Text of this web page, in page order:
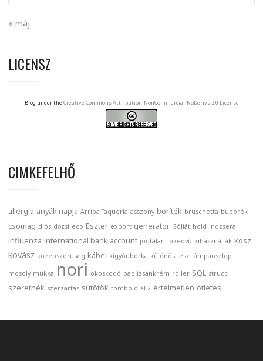
« máj
LICENSZ
Blog under the Creative Commons Attribution-NonCommercial-NoDerivs 3.0 License
CIMKEFELHŐ
allergia anyák napja Arriba Taqueria asszony boríték bruschetta buborék
csomag diós dőzsi eco Eszter export generator Góliát hold indzsera
influenza international bank account jogtalan jókedvű kihasználják kosz
kovász kozepszeruseg kábel kígyóuborka különös lesz lámpaoszlop
mosoly mukka nori okoskodó padlizsánkrém roller SQL strucc
szeretnék szerzartás sütőtök tomboló XE2 értelmetlen ötletes